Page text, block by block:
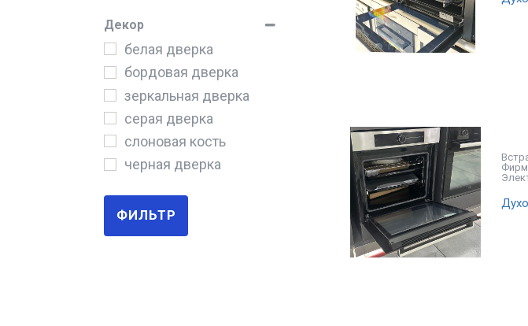
2400
2500
2600
2700
2800
3000
3100
3200
Декор
белая дверка
бордовая дверка
зеркальная дверка
серая дверка
слоновая кость
черная дверка
ФИЛЬТР